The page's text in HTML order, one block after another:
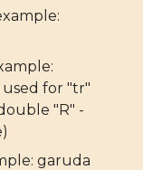
used for "tr"
"R" -
garuda